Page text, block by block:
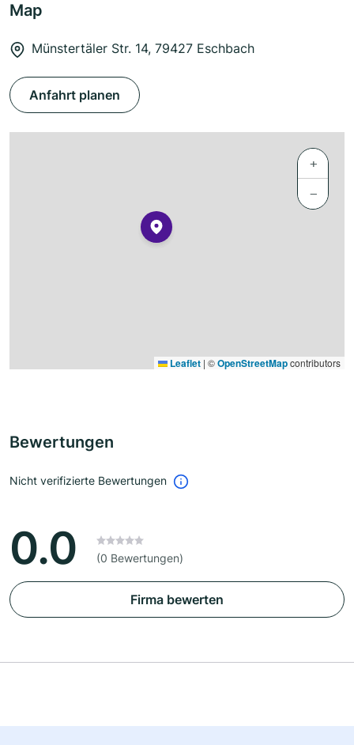
Map
Münstertäler Str. 14, 79427 Eschbach
Anfahrt planen
+
−
Leaflet | ©OpenStreetMapcontributors
Bewertungen
Nicht verifizierte Bewertungen
0.0 (0 Bewertungen)
Firma bewerten